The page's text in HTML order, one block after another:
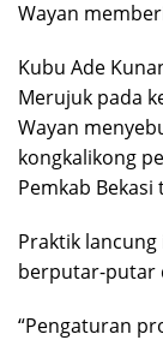
Wayan
Kubu Ade
Merujuk pada
Wayan
kongkalikong
Pemkab
Praktik
berputar-putar
“Pengaturan